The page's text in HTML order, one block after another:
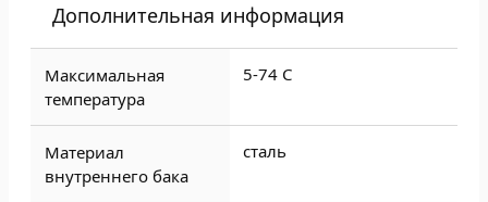
Дополнительная информация
Максимальная
температура
5-74 C
Материал
внутреннего бака
сталь